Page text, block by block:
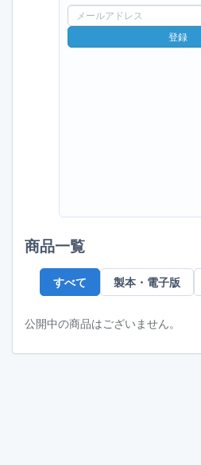
ー
ル
登録
商品一覧
すべて 製本・電子版
公開中の商品はございません。